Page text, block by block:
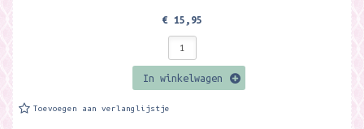
€ 15,95
In winkelwagen
Toevoegen aan verlanglijstje